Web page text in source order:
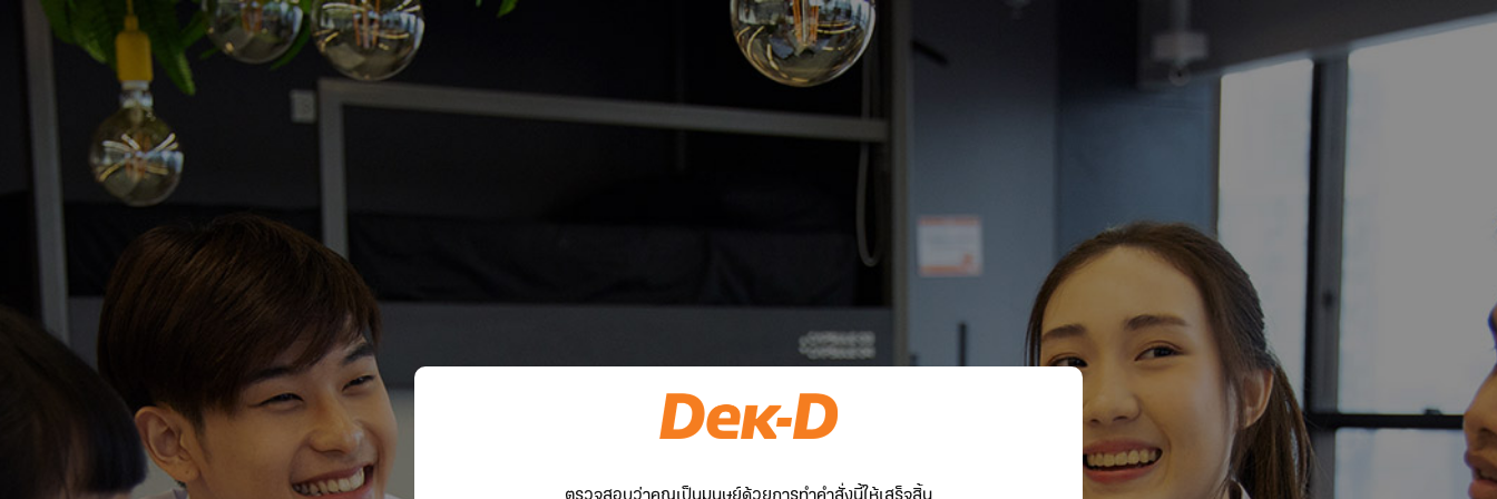
ตรวจสอบว่าคุณเป็นมนุษย์ด้วยการทำคำสั่งนี้ให้เสร็จสิ้น